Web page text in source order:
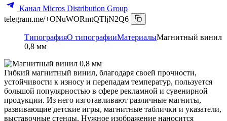
Канал Micros Distribution Group
telegram.me/+ONuWORmtQTljN2Q6
ТипографияО типографииМатериалыМагнитный винил
0,8 мм
Гибкий магнитный винил, благодаря своей прочности,
устойчивости к износу и перепадам температур, пользуется
большой популярностью в сфере рекламной и сувенирной
продукции. Из него изготавливают различные магниты,
развивающие детские игры, магнитные таблички и указатели,
выставочные стенды. Нужное изображение наносится